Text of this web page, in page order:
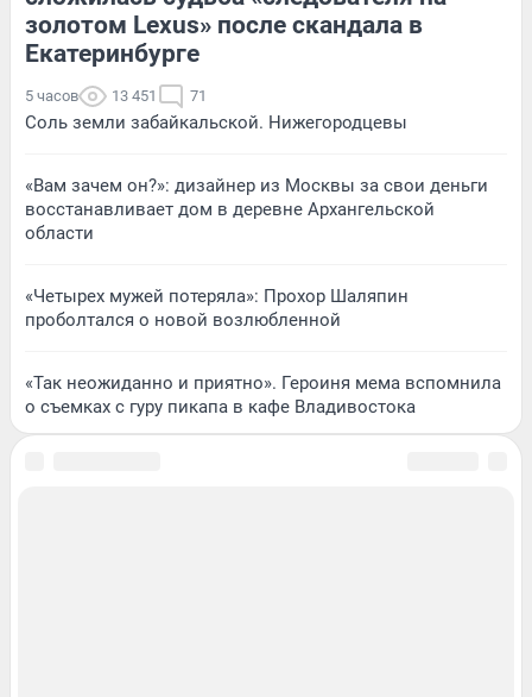
золотом Lexus» после скандала в
Екатеринбурге
5 часов 13 451 71
Соль земли забайкальской. Нижегородцевы
«Вам зачем он?»: дизайнер из Москвы за свои деньги
восстанавливает дом в деревне Архангельской
области
«Четырех мужей потеряла»: Прохор Шаляпин
проболтался о новой возлюбленной
«Так неожиданно и приятно». Героиня мема вспомнила
о съемках с гуру пикапа в кафе Владивостока